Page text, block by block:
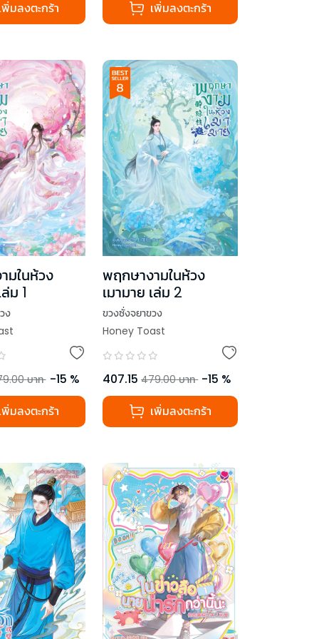
พิ่มลงตะกร้า เพิ่มลงตะกร้า
มในห้วง
ม 1
ง
บาท -15 %
พิ่มลงตะกร้า
พฤกษางามในห้วง
เมามาย เล่ม 2
ขวงซั่งจยาขวง
Honey Toast
407.15 479.00 บาท -15 %
เพิ่มลงตะกร้า